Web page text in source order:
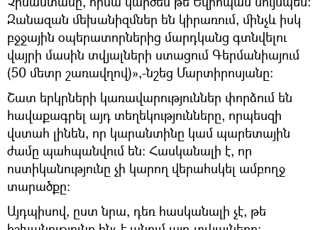
Զանազան մեխանիզմներ են կիրառում, մինչև իսկ
բջջային օպերատորներից մարդկանց գտնվելու
վայրի մասին տվյալների ստացում Գերմանիայում
(50 մետր շառավղով)»,-նշեց Մարտիրոսյանը։
Շատ երկրների կառավարություններ փորձում են
հավաքագրել այդ տեղեկությունները, որպեսզի
վստահ լինեն, որ կարանտինը կամ պարետային
ժամը պահպանվում են։ Հասկանալի է, որ
ոստիկանությունը չի կարող վերահսկել ամբողջ
տարածքը։
Այդպիսով, ըստ նրա, դեռ հասկանալի չէ, թե